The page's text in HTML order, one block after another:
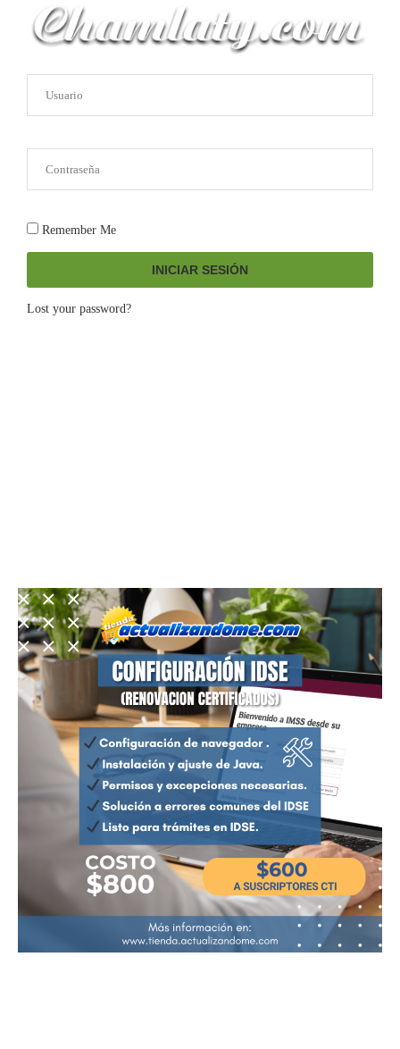
Remember Me
INICIAR SESIÓN
Lost your password?